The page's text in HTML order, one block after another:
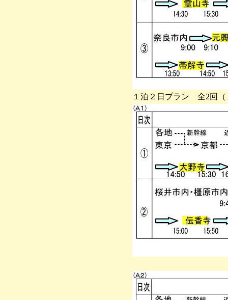
１泊２日プラン 全2回（